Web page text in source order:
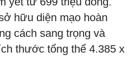
hữu diện mạo hoàn
cách sang trọng và
thước tổng thể 4.385 x